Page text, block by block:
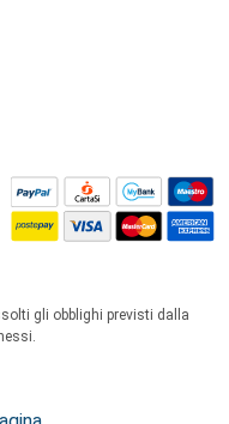
gli obblighi previsti dalla